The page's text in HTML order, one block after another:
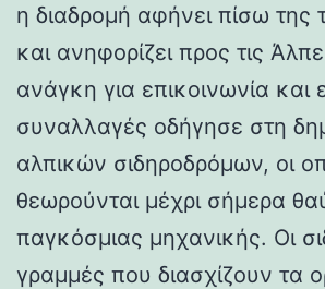
η διαδρομή αφήνει πίσω της
και ανηφορίζει προς τις
ανάγκη για επικοινωνία και
συναλλαγές οδήγησε στη
αλπικών σιδηροδρόμων, οι
θεωρούνται μέχρι σήμερα
παγκόσμιας μηχανικής. Οι
γραμμές που διασχίζουν τα